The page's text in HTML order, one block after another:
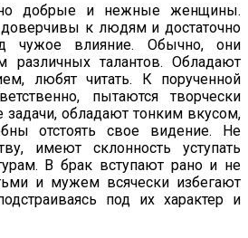
добрые и нежные женщины.
к людям и достаточно
чужое вли­яние. Обычно, они
различных талантов. Обладают
любят читать. К порученной
пытаются твор­чески
обладают тонким вкусом,
отстоять свое видение. Не
имеют склонность уступать
В брак вступают рано и не
и мужем всячески избегают
под их характер и